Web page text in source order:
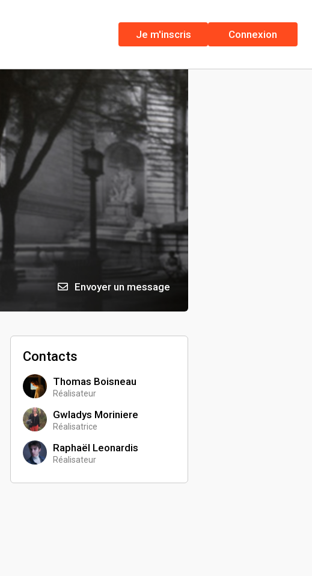
Je m'inscris Connexion
Envoyer un message
Contacts
Thomas Boisneau
Réalisateur
Gwladys Moriniere
Réalisatrice
Raphaël Leonardis
Réalisateur